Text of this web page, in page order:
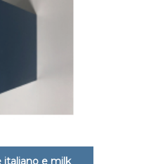
italiano e milk